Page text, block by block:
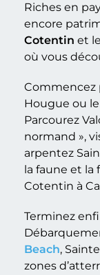
Riches en
encore
Cotentin et
où vous
Commencez
Hougue ou
Parcourez
normand »,
arpentez
la faune et la
Cotentin à
Terminez
Beach,
zones